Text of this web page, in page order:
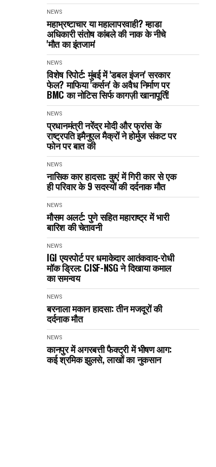
NEWS
महाभ्रष्टाचार या महालापरवाही? म्हाडा
अधिकारी संतोष कांबले की नाक के नीचे
'मौत का इंतजाम'
NEWS
विशेष रिपोर्ट: मुंबई में 'डबल इंजन' सरकार
फेल? माफिया 'कर्सन' के अवैध निर्माण पर
BMC का नोटिस सिर्फ कागज़ी खानापूर्ति!
NEWS
प्रधानमंत्री नरेंद्र मोदी और फ्रांस के
राष्ट्रपति इमैनुएल मैक्रों ने होर्मुज संकट पर
फोन पर बात की
NEWS
नासिक कार हादसा: कुएं में गिरी कार से एक
ही परिवार के 9 सदस्यों की दर्दनाक मौत
NEWS
मौसम अलर्ट: पुणे सहित महाराष्ट्र में भारी
बारिश की चेतावनी
NEWS
IGI एयरपोर्ट पर धमाकेदार आतंकवाद-रोधी
मॉक ड्रिल: CISF-NSG ने दिखाया कमाल
का समन्वय
NEWS
बरनाला मकान हादसा: तीन मजदूरों की
दर्दनाक मौत
NEWS
कानपुर में अगरबत्ती फैक्ट्री में भीषण आग:
कई श्रमिक झुलसे, लाखों का नुकसान